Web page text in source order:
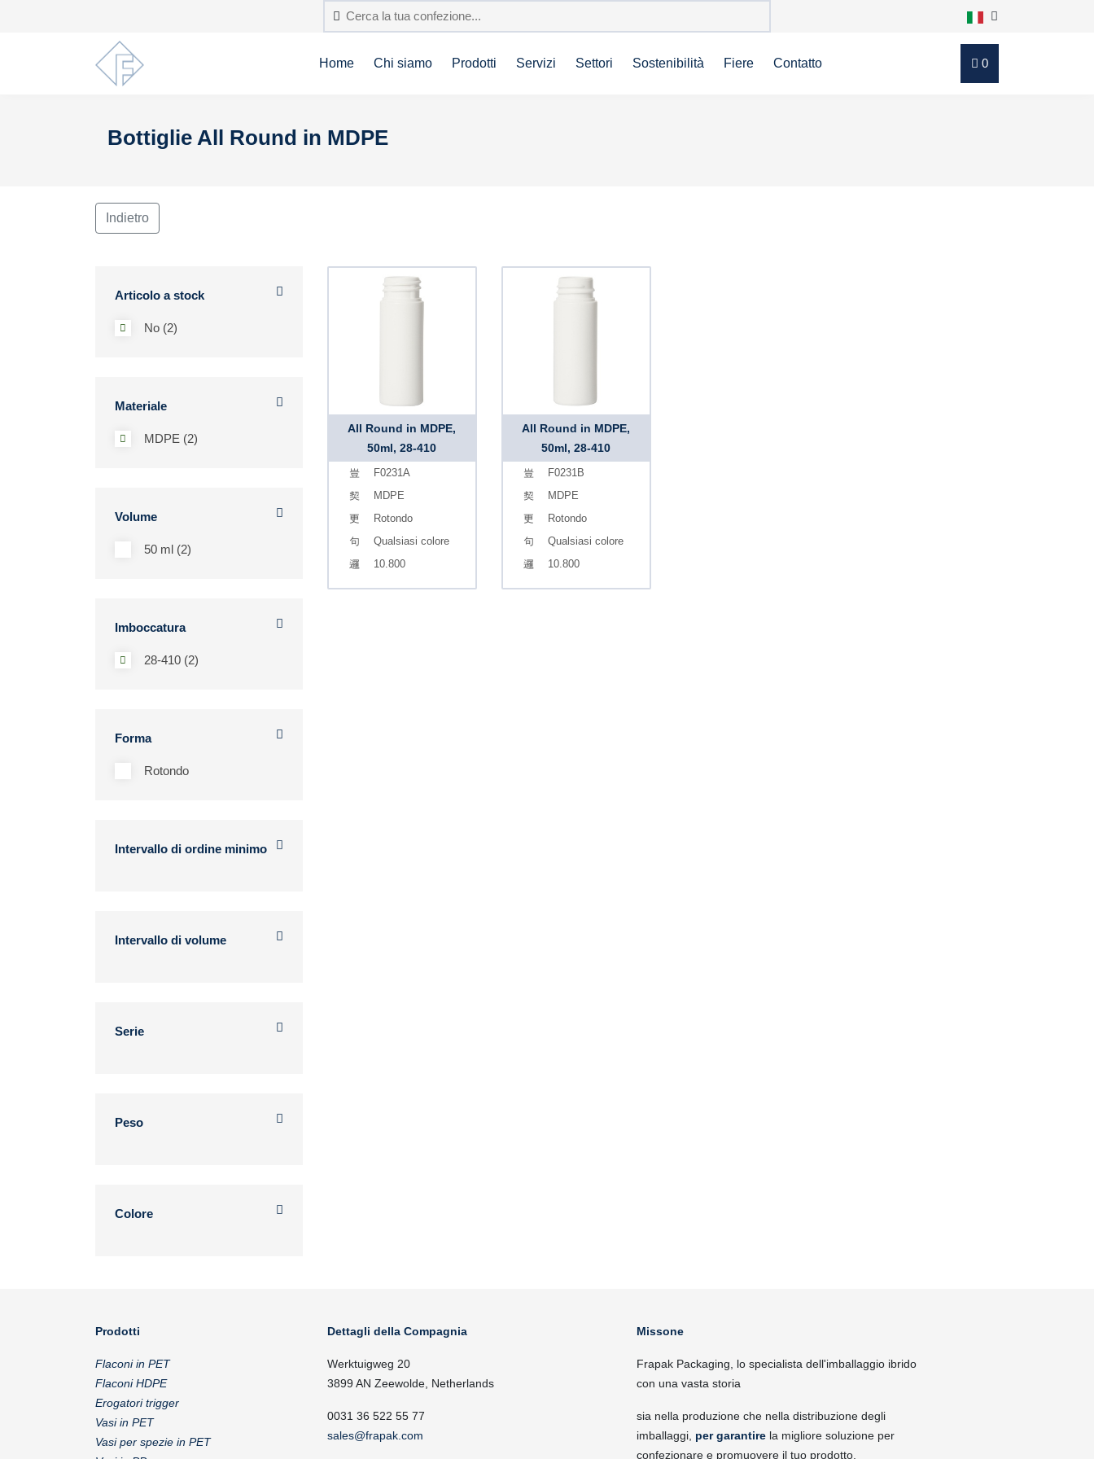
Home Chi siamo Prodotti Servizi Settori Sostenibilità Fiere Contatto 0
Bottiglie All Round in MDPE
Indietro
Articolo a stock
No (2)
Materiale
MDPE (2)
Volume
50 ml (2)
Imboccatura
28-410 (2)
Forma
Rotondo
Intervallo di ordine minimo
Intervallo di volume
Serie
Peso
Colore
All Round in MDPE,
50ml, 28-410
F0231A
MDPE
Rotondo
Qualsiasi colore
10.800
All Round in MDPE,
50ml, 28-410
F0231B
MDPE
Rotondo
Qualsiasi colore
10.800
Prodotti
Flaconi in PET
Flaconi HDPE
Erogatori trigger
Vasi in PET
Vasi per spezie in PET
Dettagli della Compagnia
Werktuigweg 20
3899 AN Zeewolde, Netherlands
0031 36 522 55 77
sales@frapak.com
Missone
Frapak Packaging, lo specialista dell'imballaggio ibrido
con una vasta storia
sia nella produzione che nella distribuzione degli
imballaggi, per garantire la migliore soluzione per
confezionare e promuovere il tuo prodotto.